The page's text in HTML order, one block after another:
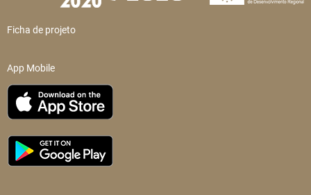
Ficha de projeto
App Mobile